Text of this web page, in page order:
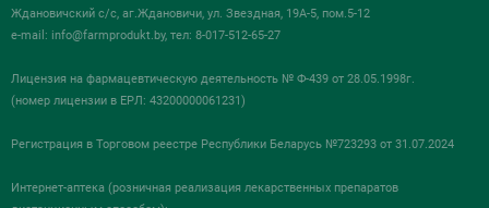
Ждановичский с/с, аг.Ждановичи, ул. Звездная, 19А-5, пом.5-12
e-mail: info@farmprodukt.by, тел: 8-017-512-65-27
Лицензия на фармацевтическую деятельность № Ф-439 от 28.05.1998г.
(номер лицензии в ЕРЛ: 43200000061231)
Регистрация в Торговом реестре Республики Беларусь №723293 от 31.07.2024
Интернет-аптека (розничная реализация лекарственных препаратов